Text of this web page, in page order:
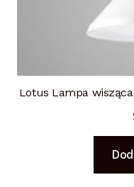
Lotus Lampa